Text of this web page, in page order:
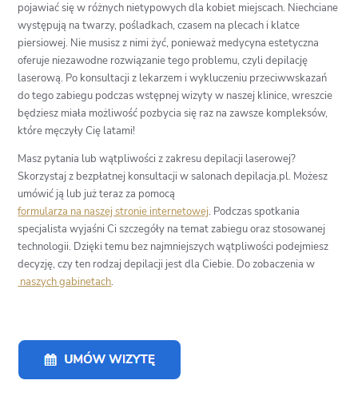
pojawiać się w różnych nietypowych dla kobiet miejscach. Niechciane
występują na twarzy, pośladkach, czasem na plecach i klatce
piersiowej. Nie musisz z nimi żyć, ponieważ medycyna estetyczna
oferuje niezawodne rozwiązanie tego problemu, czyli depilację
laserową. Po konsultacji z lekarzem i wykluczeniu przeciwwskazań
do tego zabiegu podczas wstępnej wizyty w naszej klinice, wreszcie
będziesz miała możliwość pozbycia się raz na zawsze kompleksów,
które męczyły Cię latami!
Masz pytania lub wątpliwości z zakresu depilacji laserowej?
Skorzystaj z bezpłatnej konsultacji w salonach depilacja.pl. Możesz
umówić ją lub już teraz za pomocą
formularza na naszej stronie internetowej. Podczas spotkania
specjalista wyjaśni Ci szczegóły na temat zabiegu oraz stosowanej
technologii. Dzięki temu bez najmniejszych wątpliwości podejmiesz
decyzję, czy ten rodzaj depilacji jest dla Ciebie. Do zobaczenia w
naszych gabinetach.